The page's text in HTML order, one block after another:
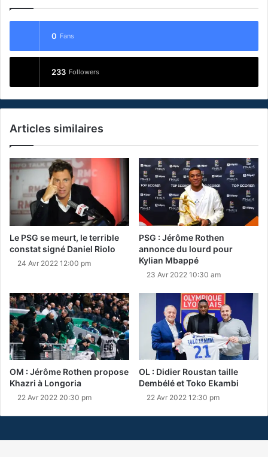
0 Fans
233 Followers
Articles similaires
Le PSG se meurt, le terrible
constat signé Daniel Riolo
24 Avr 2022 12:00 pm
PSG : Jérôme Rothen
annonce du lourd pour
Kylian Mbappé
23 Avr 2022 10:30 am
OM : Jérôme Rothen propose
Khazri à Longoria
22 Avr 2022 20:30 pm
OL : Didier Roustan taille
Dembélé et Toko Ekambi
22 Avr 2022 12:30 pm